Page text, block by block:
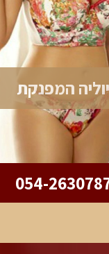
יוליה המפנקת
054-